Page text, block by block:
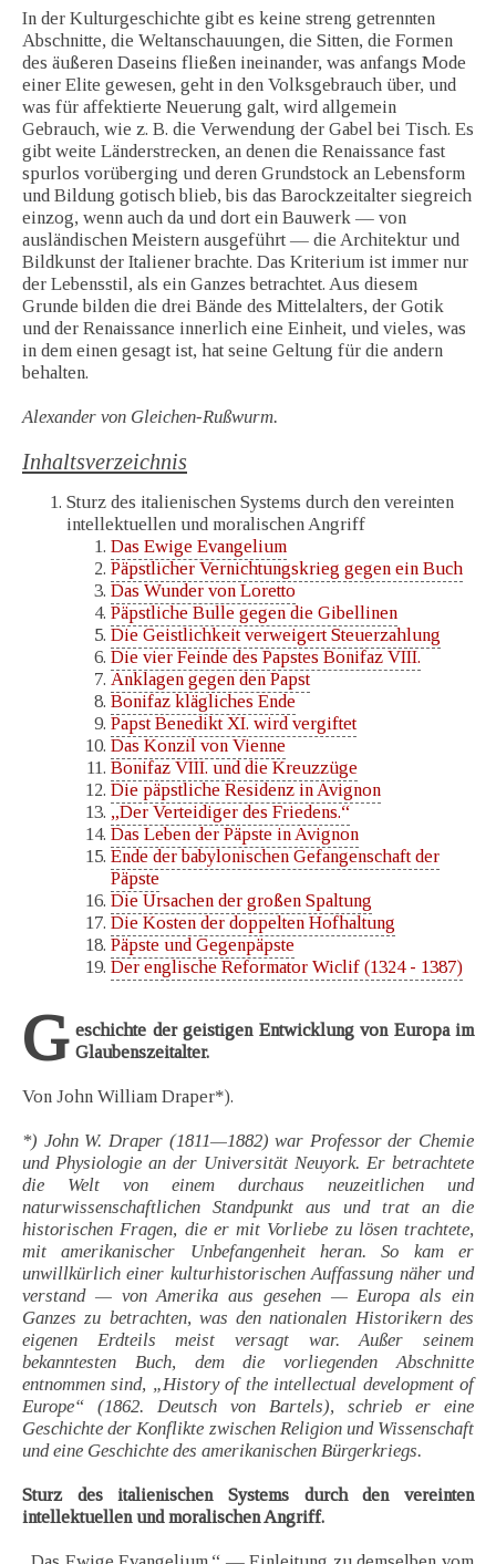
In der Kulturgeschichte gibt es keine streng getrennten
Abschnitte, die Weltanschauungen, die Sitten, die Formen
des äußeren Daseins fließen ineinander, was anfangs Mode
einer Elite gewesen, geht in den Volksgebrauch über, und
was für affektierte Neuerung galt, wird allgemein
Gebrauch, wie z. B. die Verwendung der Gabel bei Tisch. Es
gibt weite Länderstrecken, an denen die Renaissance fast
spurlos vorüberging und deren Grundstock an Lebensform
und Bildung gotisch blieb, bis das Barockzeitalter siegreich
einzog, wenn auch da und dort ein Bauwerk — von
ausländischen Meistern ausgeführt — die Architektur und
Bildkunst der Italiener brachte. Das Kriterium ist immer nur
der Lebensstil, als ein Ganzes betrachtet. Aus diesem
Grunde bilden die drei Bände des Mittelalters, der Gotik
und der Renaissance innerlich eine Einheit, und vieles, was
in dem einen gesagt ist, hat seine Geltung für die andern
behalten.
Alexander von Gleichen-Rußwurm.
Inhaltsverzeichnis
Sturz des italienischen Systems durch den vereinten
intellektuellen und moralischen Angriff
Das Ewige Evangelium
Päpstlicher Vernichtungskrieg gegen ein Buch
Das Wunder von Loretto
Päpstliche Bulle gegen die Gibellinen
Die Geistlichkeit verweigert Steuerzahlung
Die vier Feinde des Papstes Bonifaz VIII.
Anklagen gegen den Papst
Bonifaz klägliches Ende
Papst Benedikt XI. wird vergiftet
Das Konzil von Vienne
Bonifaz VIII. und die Kreuzzüge
Die päpstliche Residenz in Avignon
„Der Verteidiger des Friedens.“
Das Leben der Päpste in Avignon
Ende der babylonischen Gefangenschaft der
Päpste
Die Ursachen der großen Spaltung
Die Kosten der doppelten Hofhaltung
Päpste und Gegenpäpste
Der englische Reformator Wiclif (1324 - 1387)
G eschichte der geistigen Entwicklung von Europa im
Glaubenszeitalter.
Von John William Draper*).
*) John W. Draper (1811—1882) war Professor der Chemie
und Physiologie an der Universität Neuyork. Er betrachtete
die Welt von einem durchaus neuzeitlichen und
naturwissenschaftlichen Standpunkt aus und trat an die
historischen Fragen, die er mit Vorliebe zu lösen trachtete,
mit amerikanischer Unbefangenheit heran. So kam er
unwillkürlich einer kulturhistorischen Auffassung näher und
verstand — von Amerika aus gesehen — Europa als ein
Ganzes zu betrachten, was den nationalen Historikern des
eigenen Erdteils meist versagt war. Außer seinem
bekanntesten Buch, dem die vorliegenden Abschnitte
entnommen sind, „History of the intellectual development of
Europe“ (1862. Deutsch von Bartels), schrieb er eine
Geschichte der Konflikte zwischen Religion und Wissenschaft
und eine Geschichte des amerikanischen Bürgerkriegs.
Sturz des italienischen Systems durch den vereinten
intellektuellen und moralischen Angriff.